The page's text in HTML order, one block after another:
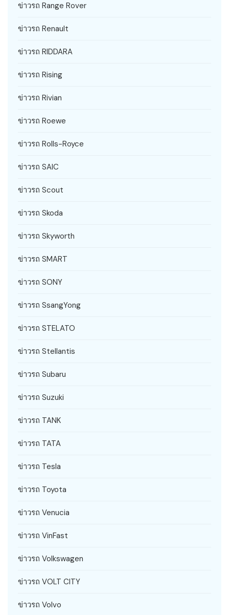
ข่าวรถ Range Rover
ข่าวรถ Renault
ข่าวรถ RIDDARA
ข่าวรถ Rising
ข่าวรถ Rivian
ข่าวรถ Roewe
ข่าวรถ Rolls-Royce
ข่าวรถ SAIC
ข่าวรถ Scout
ข่าวรถ Skoda
ข่าวรถ Skyworth
ข่าวรถ SMART
ข่าวรถ SONY
ข่าวรถ SsangYong
ข่าวรถ STELATO
ข่าวรถ Stellantis
ข่าวรถ Subaru
ข่าวรถ Suzuki
ข่าวรถ TANK
ข่าวรถ TATA
ข่าวรถ Tesla
ข่าวรถ Toyota
ข่าวรถ Venucia
ข่าวรถ VinFast
ข่าวรถ Volkswagen
ข่าวรถ VOLT CITY
ข่าวรถ Volvo